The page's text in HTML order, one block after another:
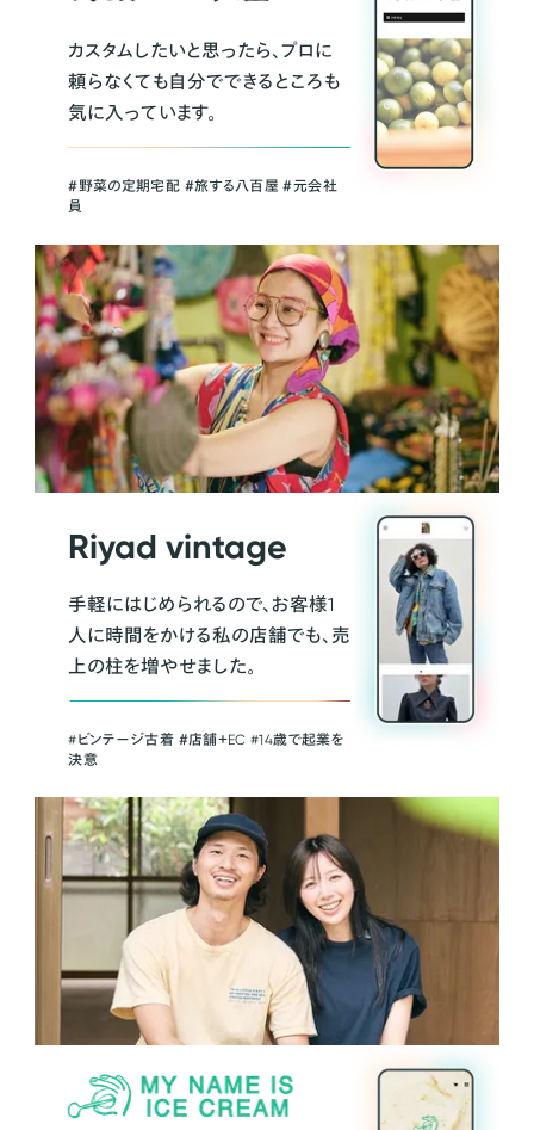
カスタムしたいと思ったら、プロに
頼らなくても自分でできるところも
気に入っています。
＃野菜の定期宅配 ＃旅する八百屋 ＃元会社
員
Riyad vintage
手軽にはじめられるので、お客様1
人に時間をかける私の店舗でも、売
上の柱を増やせました。
#ビンテージ古着 ＃店舗＋EC #14歳で起業を
決意